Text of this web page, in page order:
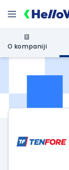
O kompaniji